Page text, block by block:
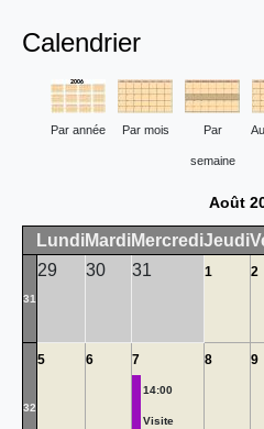
Calendrier
Par année Par mois Par
semaine
Août
LundiMardiMercrediJeudi
31
29 30 31 1 2
32
5 6 7
14:00
Visite
8 9